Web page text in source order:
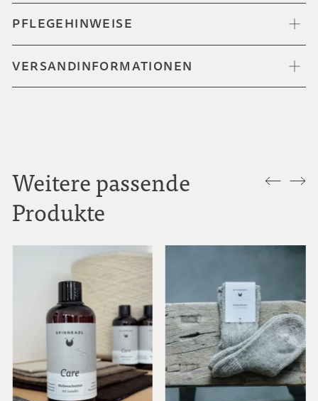
PFLEGEHINWEISE
VERSANDINFORMATIONEN
Weitere passende
Produkte